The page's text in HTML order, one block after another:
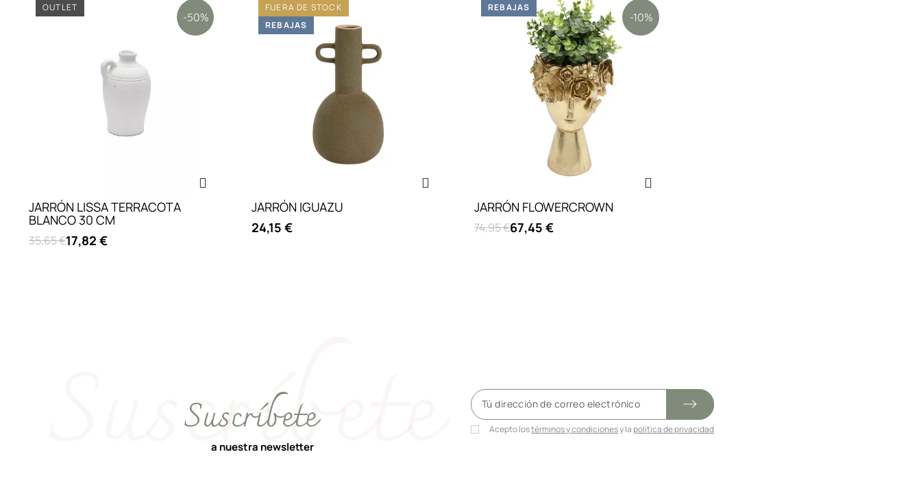
JARRÓN LISSA TERRACOTA
BLANCO 30 CM
35,65 €17,82 €
OUTLET
-50%
JARRÓN IGUAZU
24,15 €
FUERA DE STOCK
REBAJAS
JARRÓN FLOWERCROWN
74,95 €67,45 €
-10%
REBAJAS
Suscríbete
a nuestra newsletter
Acepto lostérminos y condicionesy la política de privacidad